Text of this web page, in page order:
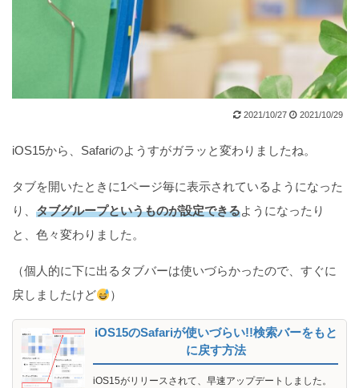
2021/10/27 2021/10/29
iOS15から、Safariのようすがガラッと変わりましたね。
タブを開いたときに1ページ毎に表示されているようになった
り、 タブグループというものが設定できるようになったり
と、色々変わりました。
（個人的に下に出るタブバーは使いづらかったので、すぐに
戻しましたけど
）
iOS15のSafariが使いづらい!!検索バーをもと
に戻す方法
iOS15がリリースされて、早速アップデートしました。